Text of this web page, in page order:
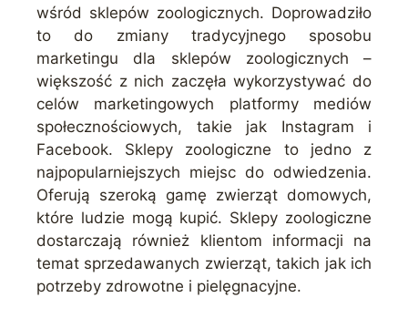
wśród sklepów zoologicznych. Doprowadziło
to do zmiany tradycyjnego sposobu
marketingu dla sklepów zoologicznych –
większość z nich zaczęła wykorzystywać do
celów marketingowych platformy mediów
społecznościowych, takie jak Instagram i
Facebook. Sklepy zoologiczne to jedno z
najpopularniejszych miejsc do odwiedzenia.
Oferują szeroką gamę zwierząt domowych,
które ludzie mogą kupić. Sklepy zoologiczne
dostarczają również klientom informacji na
temat sprzedawanych zwierząt, takich jak ich
potrzeby zdrowotne i pielęgnacyjne.